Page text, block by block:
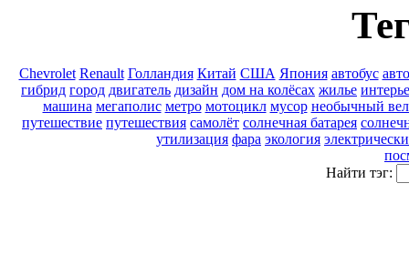
Chevrolet Renault Голландия Китай США Япония автобус
гибрид город двигатель дизайн дом на колёсах жилье
машина мегаполис метро мотоцикл мусор необычный
путешествие путешествия самолёт солнечная батарея
утилизация фара экология
Найти тэг: